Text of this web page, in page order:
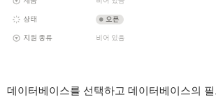
데이터베이스를 선택하고 데이터베이스의